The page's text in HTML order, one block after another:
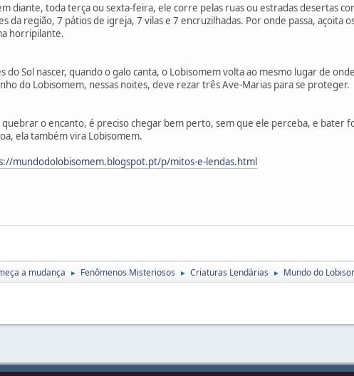
diante, toda terça ou sexta-feira, ele corre pelas ruas ou estradas desertas
da região, 7 pátios de igreja, 7 vilas e 7 encruzilhadas. Por onde passa, açoita
horripilante.
do Sol nascer, quando o galo canta, o Lobisomem volta ao mesmo lugar de
do Lobisomem, nessas noites, deve rezar três Ave-Marias para se proteger.
quebrar o encanto, é preciso chegar bem perto, sem que ele perceba, e bater
ela também vira Lobisomem.
mundodolobisomem.blogspot.pt/p/mitos-e-lendas.html
a mudança ► Fenômenos Misteriosos ► Criaturas Lendárias ► Mundo do